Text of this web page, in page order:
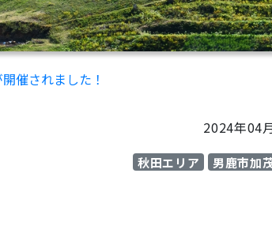
催されました！
2024年04
秋田エリア 男鹿市加